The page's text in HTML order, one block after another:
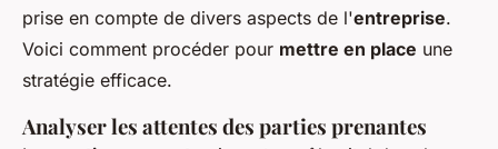
prise en compte de divers aspects de l'entreprise.
Voici comment procéder pour mettre en place une
stratégie efficace.
Analyser les attentes des parties prenantes